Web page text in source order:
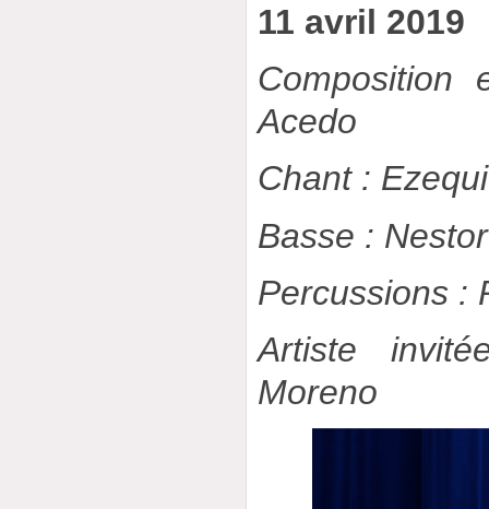
11 avril 2019
Composition
Acedo
Chant :
Basse :
Percussions :
Artiste
Moreno